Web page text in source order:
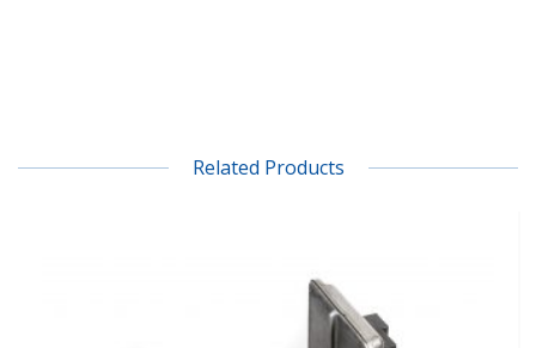
Related Products